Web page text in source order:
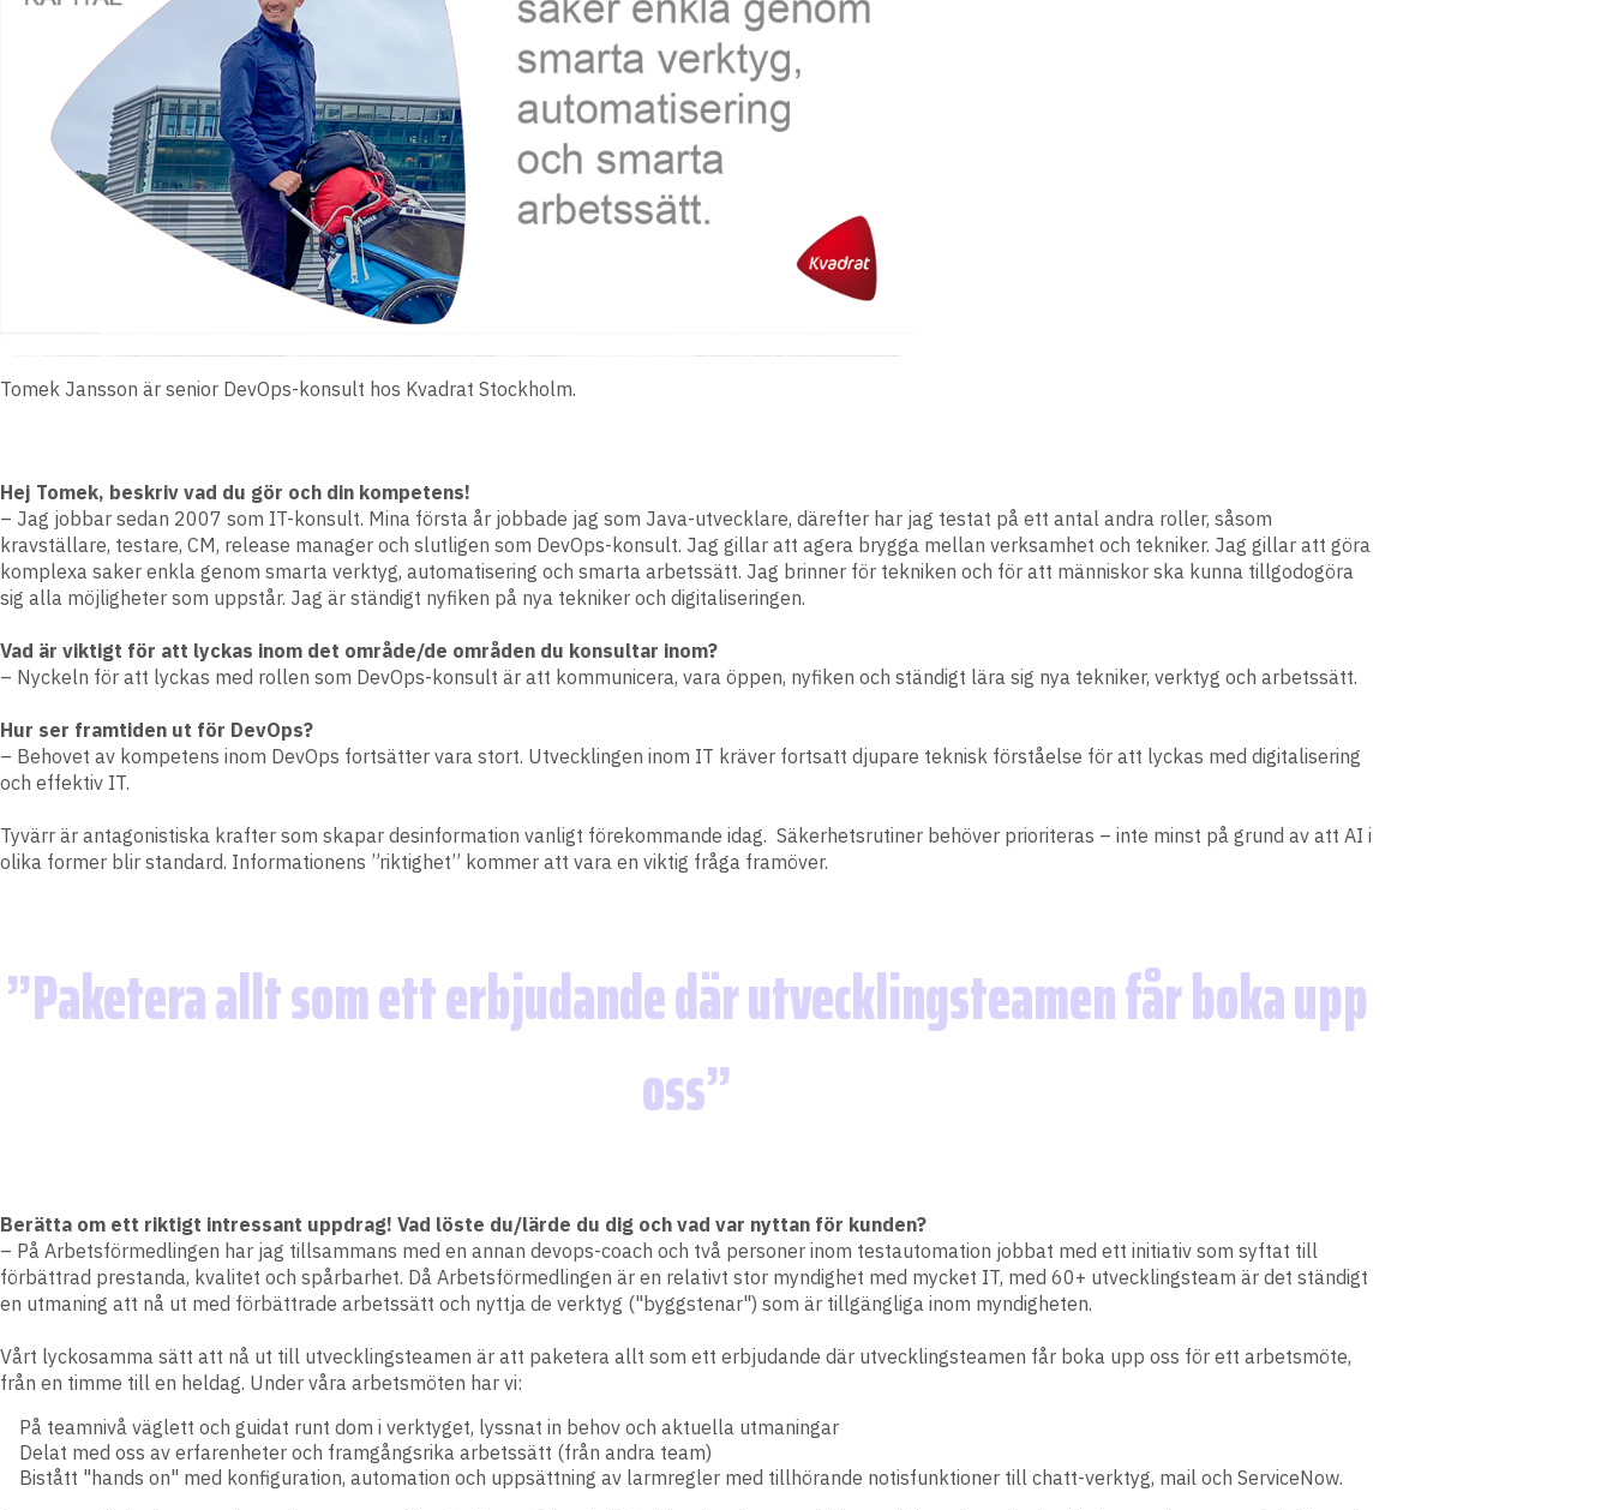
Tomek Jansson är senior DevOps-konsult hos Kvadrat Stockholm.
Hej Tomek, beskriv vad du gör och din kompetens!
– Jag jobbar sedan 2007 som IT-konsult. Mina första år jobbade jag som Java-utvecklare, därefter har jag testat på ett antal andra roller, såsom
kravställare, testare, CM, release manager och slutligen som DevOps-konsult. Jag gillar att agera brygga mellan verksamhet och tekniker. Jag gillar att göra
komplexa saker enkla genom smarta verktyg, automatisering och smarta arbetssätt. Jag brinner för tekniken och för att människor ska kunna tillgodogöra
sig alla möjligheter som uppstår. Jag är ständigt nyfiken på nya tekniker och digitaliseringen.
Vad är viktigt för att lyckas inom det område/de områden du konsultar inom?
– Nyckeln för att lyckas med rollen som DevOps-konsult är att kommunicera, vara öppen, nyfiken och ständigt lära sig nya tekniker, verktyg och arbetssätt.
Hur ser framtiden ut för DevOps?
– Behovet av kompetens inom DevOps fortsätter vara stort. Utvecklingen inom IT kräver fortsatt djupare teknisk förståelse för att lyckas med digitalisering
och effektiv IT.
Tyvärr är antagonistiska krafter som skapar desinformation vanligt förekommande idag. Säkerhetsrutiner behöver prioriteras – inte minst på grund av att AI i
olika former blir standard. Informationens ”riktighet” kommer att vara en viktig fråga framöver.
Paketera allt som ett erbjudande där utvecklingsteamen får boka upp
oss
Berätta om ett riktigt intressant uppdrag! Vad löste du/lärde du dig och vad var nyttan för kunden?
– På Arbetsförmedlingen har jag tillsammans med en annan devops-coach och två personer inom testautomation jobbat med ett initiativ som syftat till
förbättrad prestanda, kvalitet och spårbarhet. Då Arbetsförmedlingen är en relativt stor myndighet med mycket IT, med 60+ utvecklingsteam är det ständigt
en utmaning att nå ut med förbättrade arbetssätt och nyttja de verktyg ("byggstenar") som är tillgängliga inom myndigheten.
Vårt lyckosamma sätt att nå ut till utvecklingsteamen är att paketera allt som ett erbjudande där utvecklingsteamen får boka upp oss för ett arbetsmöte,
från en timme till en heldag. Under våra arbetsmöten har vi:
På teamnivå väglett och guidat runt dom i verktyget, lyssnat in behov och aktuella utmaningar
Delat med oss av erfarenheter och framgångsrika arbetssätt (från andra team)
Bistått "hands on" med konfiguration, automation och uppsättning av larmregler med tillhörande notisfunktioner till chatt-verktyg, mail och ServiceNow.